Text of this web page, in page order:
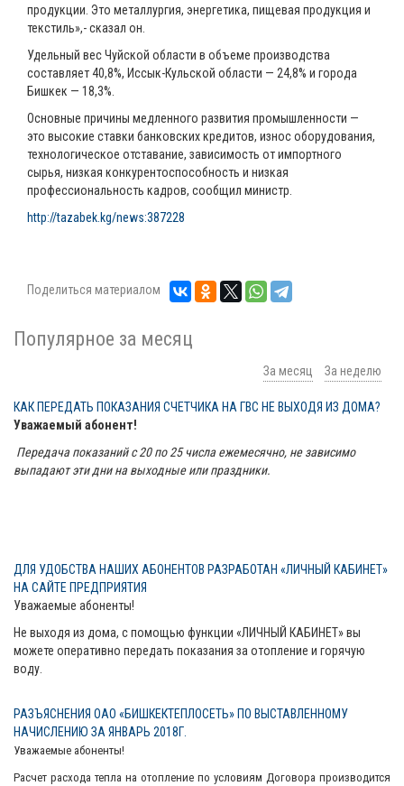
продукции. Это металлургия, энергетика, пищевая продукция и
текстиль»,- сказал он.
Удельный вес Чуйской области в объеме производства
составляет 40,8%, Иссык-Кульской области — 24,8% и города
Бишкек — 18,3%.
Основные причины медленного развития промышленности —
это высокие ставки банковских кредитов, износ оборудования,
технологическое отставание, зависимость от импортного
сырья, низкая конкурентоспособность и низкая
профессиональность кадров, сообщил министр.
http://tazabek.kg/news:387228
Поделиться материалом
Популярное за месяц
За месяц За неделю
КАК ПЕРЕДАТЬ ПОКАЗАНИЯ СЧЕТЧИКА НА ГВС НЕ ВЫХОДЯ ИЗ ДОМА?
Уважаемый абонент!
Передача показаний с 20 по 25 числа ежемесячно, не зависимо
выпадают эти дни на выходные или праздники.
ДЛЯ УДОБСТВА НАШИХ АБОНЕНТОВ РАЗРАБОТАН «ЛИЧНЫЙ КАБИНЕТ»
НА САЙТЕ ПРЕДПРИЯТИЯ
Уважаемые абоненты!
Не выходя из дома, с помощью функции «ЛИЧНЫЙ КАБИНЕТ» вы
можете оперативно передать показания за отопление и горячую
воду.
РАЗЪЯСНЕНИЯ ОАО «БИШКЕКТЕПЛОСЕТЬ» ПО ВЫСТАВЛЕННОМУ
НАЧИСЛЕНИЮ ЗА ЯНВАРЬ 2018Г.
Уважаемые абоненты!
Расчет расхода тепла на отопление по условиям Договора производится